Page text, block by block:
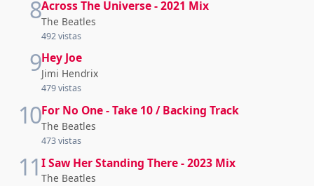
8Across The Universe - 2021 Mix
The Beatles
492 vistas
9Hey Joe
Jimi Hendrix
479 vistas
10For No One - Take 10 / Backing Track
The Beatles
473 vistas
11I Saw Her Standing There - 2023 Mix
The Beatles